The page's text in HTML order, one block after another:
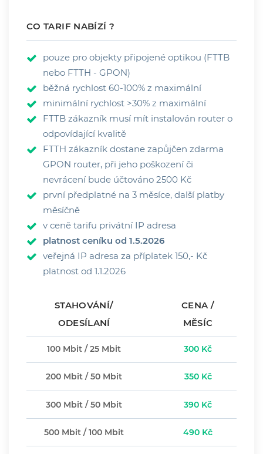
CO TARIF NABÍZÍ ?
pouze pro objekty připojené optikou (FTTB
nebo FTTH - GPON)
běžná rychlost 60-100% z maximální
minimální rychlost >30% z maximální
FTTB zákazník musí mít instalován router o
odpovídající kvalitě
FTTH zákazník dostane zapůjčen zdarma
GPON router, při jeho poškození či
nevrácení bude účtováno 2500 Kč
první předplatné na 3 měsíce, další platby
měsíčně
v ceně tarifu privátní IP adresa
platnost ceníku od 1.5.2026
veřejná IP adresa za příplatek 150,- Kč
platnost od 1.1.2026
STAHOVÁNÍ/
ODESÍLANÍ
CENA /
MĚSÍC
100 Mbit / 25 Mbit 300 Kč
200 Mbit / 50 Mbit 350 Kč
300 Mbit / 50 Mbit 390 Kč
500 Mbit / 100 Mbit 490 Kč